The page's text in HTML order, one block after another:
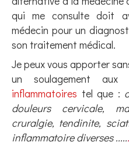
qui me consulte doit
médecin pour un
son traitement médical.
Je peux vous apporter
un soulagement aux
inflammatoires tel que :
douleurs cervicale,
cruralgie, tendinite,
inflammatoire diverses .....